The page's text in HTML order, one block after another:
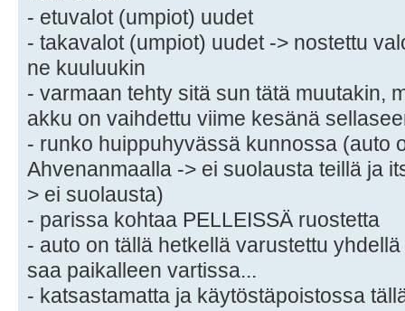
- etuvalot (umpiot) uudet
- takavalot (umpiot) uudet -> nostettu
ne kuuluukin
- varmaan tehty sitä sun tätä muutakin,
akku on vaihdettu viime kesänä
- runko huippuhyvässä kunnossa (auto
Ahvenanmaalla -> ei suolausta teillä ja
> ei suolausta)
- parissa kohtaa PELLEISSÄ ruostetta
- auto on tällä hetkellä varustettu
saa paikalleen vartissa...
- katsastamatta ja käytöstäpoistossa